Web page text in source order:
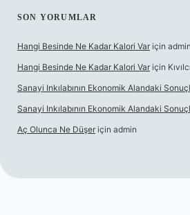
SON YORUMLAR
Hangi Besinde Ne Kadar Kalori Var için admin
Hangi Besinde Ne Kadar Kalori Var için
Sanayi Inkılabının Ekonomik Alandaki
Sanayi Inkılabının Ekonomik Alandaki
Aç Olunca Ne Düşer için admin